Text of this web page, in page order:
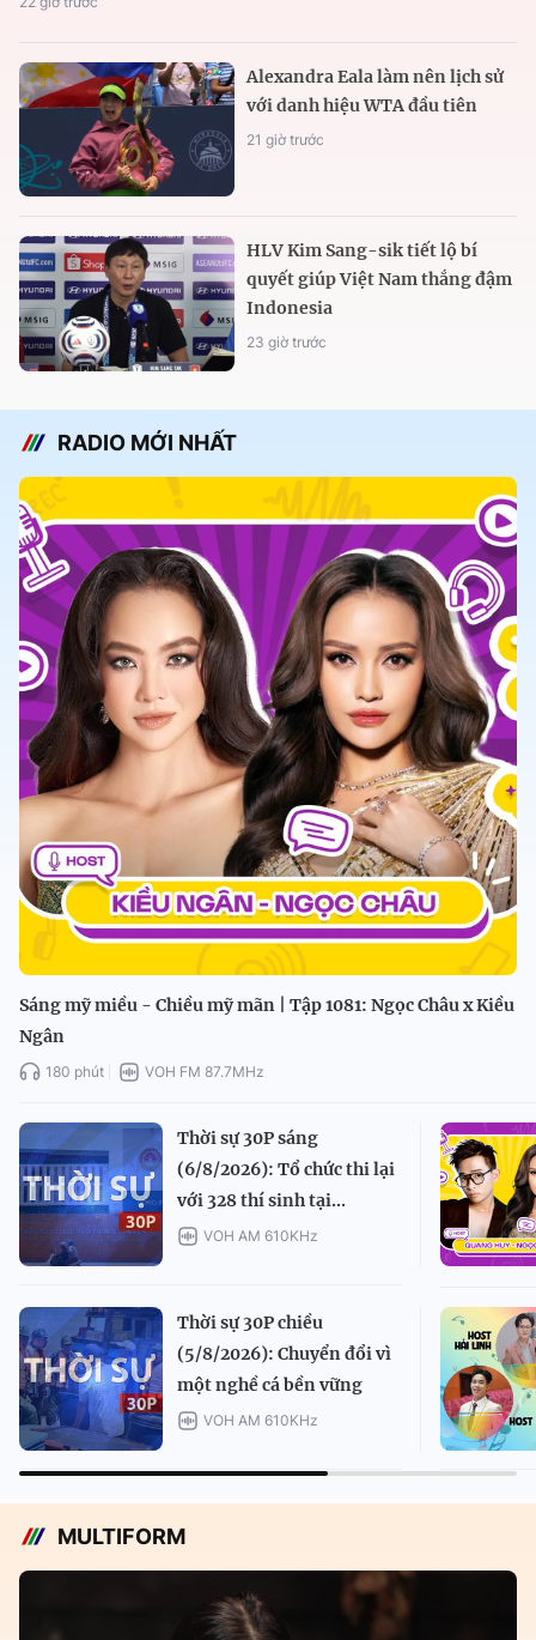
Alexandra Eala làm nên lịch sử
với danh hiệu WTA đầu tiên
21 giờ trước
HLV Kim Sang-sik tiết lộ bí
quyết giúp Việt Nam thắng đậm
Indonesia
23 giờ trước
RADIO MỚI NHẤT
Sáng mỹ miều - Chiều mỹ mãn | Tập 1081: Ngọc Châu x Kiều
Ngân
180 phút VOH FM 87.7MHz
Thời sự 30P sáng
(6/8/2026): Tổ chức thi lại
với 328 thí sinh tại...
VOH AM 610KHz
Thời sự 30P chiều
(5/8/2026): Chuyển đổi vì
một nghề cá bền vững
VOH AM 610KHz
MULTIFORM